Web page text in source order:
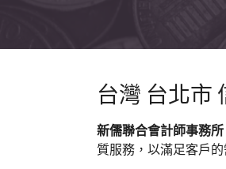
台灣 台北市
新儒聯合會計師事務所
質服務，以滿足客戶